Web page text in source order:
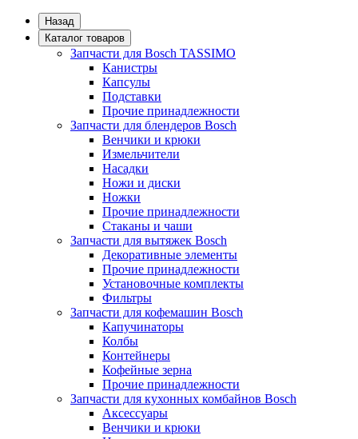
Назад
Каталог товаров
Запчасти для Bosch TASSIMO
Канистры
Капсулы
Подставки
Прочие принадлежности
Запчасти для блендеров Bosch
Венчики и крюки
Измельчители
Насадки
Ножи и диски
Ножки
Прочие принадлежности
Стаканы и чаши
Запчасти для вытяжек Bosch
Декоративные элементы
Прочие принадлежности
Установочные комплекты
Фильтры
Запчасти для кофемашин Bosch
Капучинаторы
Колбы
Контейнеры
Кофейные зерна
Прочие принадлежности
Запчасти для кухонных комбайнов Bosch
Аксессуары
Венчики и крюки